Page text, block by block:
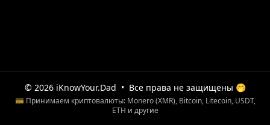
© 2026 iKnowYour.Dad • Все права не защищены 🤭
💳 Принимаем криптовалюты: Monero (XMR), Bitcoin, Litecoin, USDT,
ETH и другие